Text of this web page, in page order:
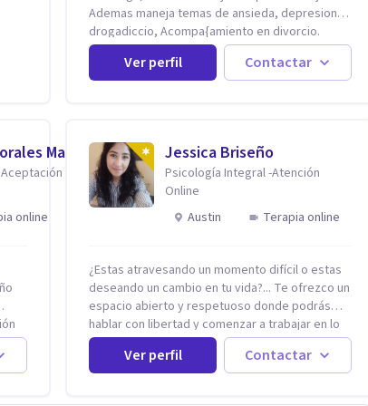
Ademas maneja temas de ansieda, depresion,
drogadiccio, Acompa{amiento en divorcio.
Maneja enfoque Cognitivo Conductual. Con 20
años de experiencia, constantemente
capacitandose en las diferntes areas de la
Ver perfil Contactar
Macedo
y
online
Jessica Briseño
Psicología Integral -Atención
Online
Austin
Terapia online
¿Estas atravesando un momento difícil o estas
deseando un cambio en tu vida?... Te ofrezco un
espacio abierto y respetuoso donde podrás
hablar con libertad y comenzar a trabajar en lo
que hoy te preocupa. Me especializo en
Trastornos de Ansiedad y a lo largo de mi
experiencia profesional he acompañado a
Ver perfil Contactar